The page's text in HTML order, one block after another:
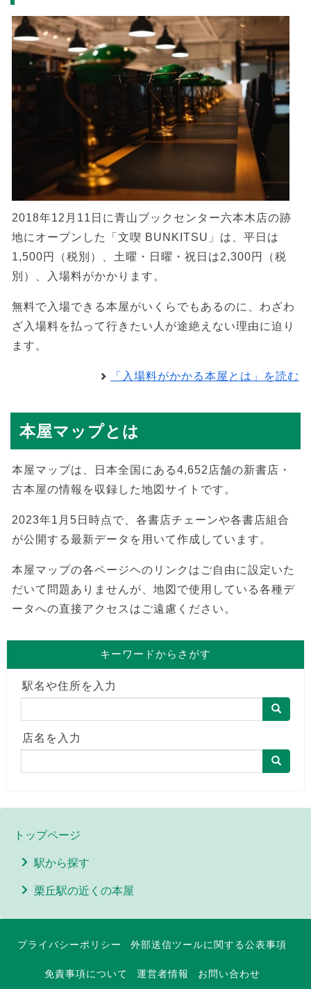
2018年12月11日に青山ブックセンター六本木店の跡
地にオープンした「文喫 BUNKITSU」は、平日は
1,500円（税別）、土曜・日曜・祝日は2,300円（税
別）、入場料がかかります。
無料で入場できる本屋がいくらでもあるのに、わざわ
ざ入場料を払って行きたい人が途絶えない理由に迫り
ます。
「入場料がかかる本屋とは」を読む
本屋マップとは
本屋マップは、日本全国にある4,652店舗の新書店・
古本屋の情報を収録した地図サイトです。
2023年1月5日時点で、各書店チェーンや各書店組合
が公開する最新データを用いて作成しています。
本屋マップの各ページヘのリンクはご自由に設定いた
だいて問題ありませんが、地図で使用している各種デ
ータへの直接アクセスはご遠慮ください。
キーワードからさがす
駅名や住所を入力
店名を入力
トップページ
駅から探す
栗丘駅の近くの本屋
プライバシーポリシー 外部送信ツールに関する公表事項
免責事項について 運営者情報 お問い合わせ